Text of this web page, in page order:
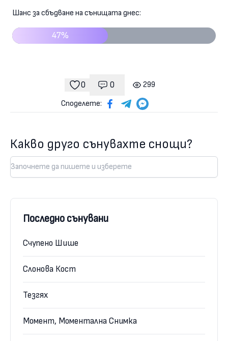
Шанс за сбъдване на сънищата днес:
47%
0
харесвания
0
Коментари
299
гледания
Споделете:
Какво друго сънувахте снощи?
Последно сънувани
Счупено Шише
Слонова Кост
Тезгях
Момент, Моментална Снимка